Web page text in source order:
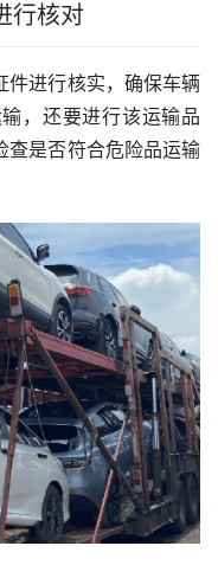
行核对
件进行核实，确保车辆
，还要进行该运输品
查是否符合危险品运输